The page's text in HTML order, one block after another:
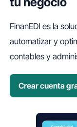
FinanEDI es la
automatizar y
contables y
Crear cuenta